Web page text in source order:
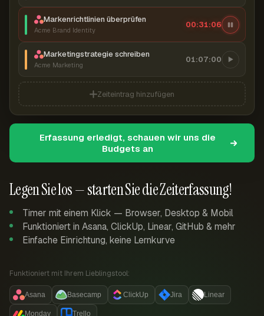
Legen Sie los — starten Sie die Zeiterfassung!
Timer mit einem Klick — Browser, Desktop & Mobil
Funktioniert in Asana, ClickUp, Linear, GitHub & mehr
Einfache Einrichtung, keine Lernkurve
Funktioniert mit Ihrem Lieblingstool:
Asana Basecamp ClickUp Jira Linear
Monday Trello
Markenrichtlinien überprüfen
Acme Brand Identity
00:31:06
Marketingstrategie schreiben
Acme Marketing
01:07:00
Zeiteintrag hinzufügen
Erfassung erledigt, schauen wir uns die
Budgets an